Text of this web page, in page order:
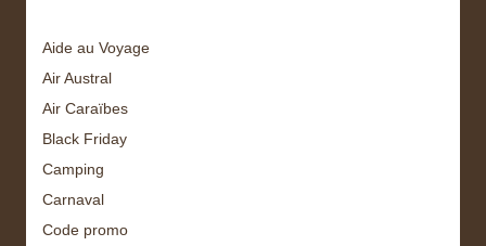
Aide au Voyage
Air Austral
Air Caraïbes
Black Friday
Camping
Carnaval
Code promo